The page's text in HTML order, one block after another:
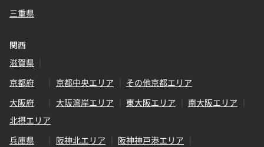
三重県
関西
滋賀県
京都府
京都中央エリア
その他京都エリア
大阪府
大阪湾岸エリア 東大阪エリア
南大阪エリア
北摂エリア
兵庫県
阪神北エリア
阪神神戸港エリア